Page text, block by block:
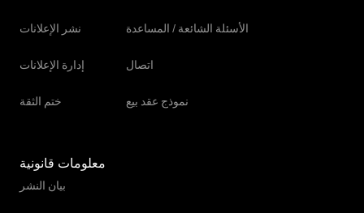
مركبة نقل أموال مدرعة
نشر الإعلانات
إدارة الإعلانات
ختم الثقة
الأسئلة الشائعة / المساعدة
اتصال
نموذج عقد بيع
معلومات قانونية
بيان النشر